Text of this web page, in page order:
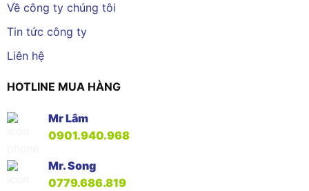
Về công ty chúng tôi
Tin tức công ty
Liên hệ
HOTLINE MUA HÀNG
Mr Lâm
0901.940.968
Mr. Song
0779.686.819